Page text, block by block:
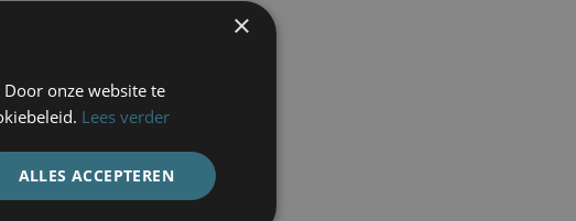
×
onze website te
Lees verder
ALLES ACCEPTEREN